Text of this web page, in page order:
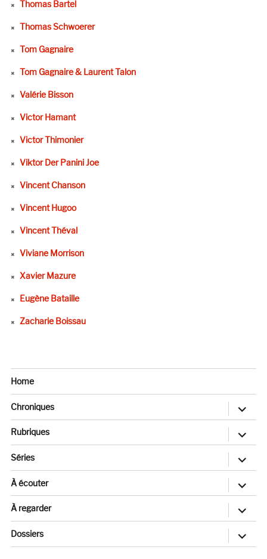
Thomas Bartel
Thomas Schwoerer
Tom Gagnaire
Tom Gagnaire & Laurent Talon
Valérie Bisson
Victor Hamant
Victor Thimonier
Viktor Der Panini Joe
Vincent Chanson
Vincent Hugoo
Vincent Théval
Viviane Morrison
Xavier Mazure
Eugène Bataille
Zacharie Boissau
Home
Chroniques
ouvrir
sous-
menu
Rubriques
ouvrir
sous-
menu
Séries
ouvrir
sous-
menu
À écouter
ouvrir
sous-
menu
À regarder
ouvrir
le
sous-
menu
Dossiers
ouvrir
sous-